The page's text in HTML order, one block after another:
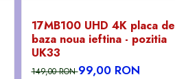
17MB100 UHD 4K placa de
baza noua ieftina - pozitia
UK33
149,00 RON99,00 RON